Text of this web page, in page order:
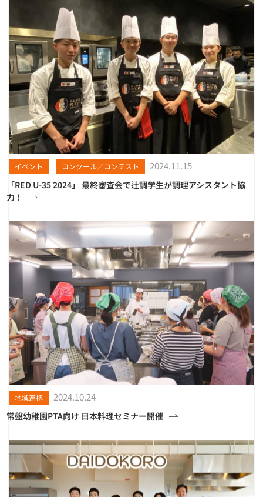
イベント コンクール／コンテスト 2024.11.15
「RED U-35 2024」 最終審査会で辻調学生が調理アシスタント協
力！
地域連携 2024.10.24
常盤幼稚園PTA向け 日本料理セミナー開催